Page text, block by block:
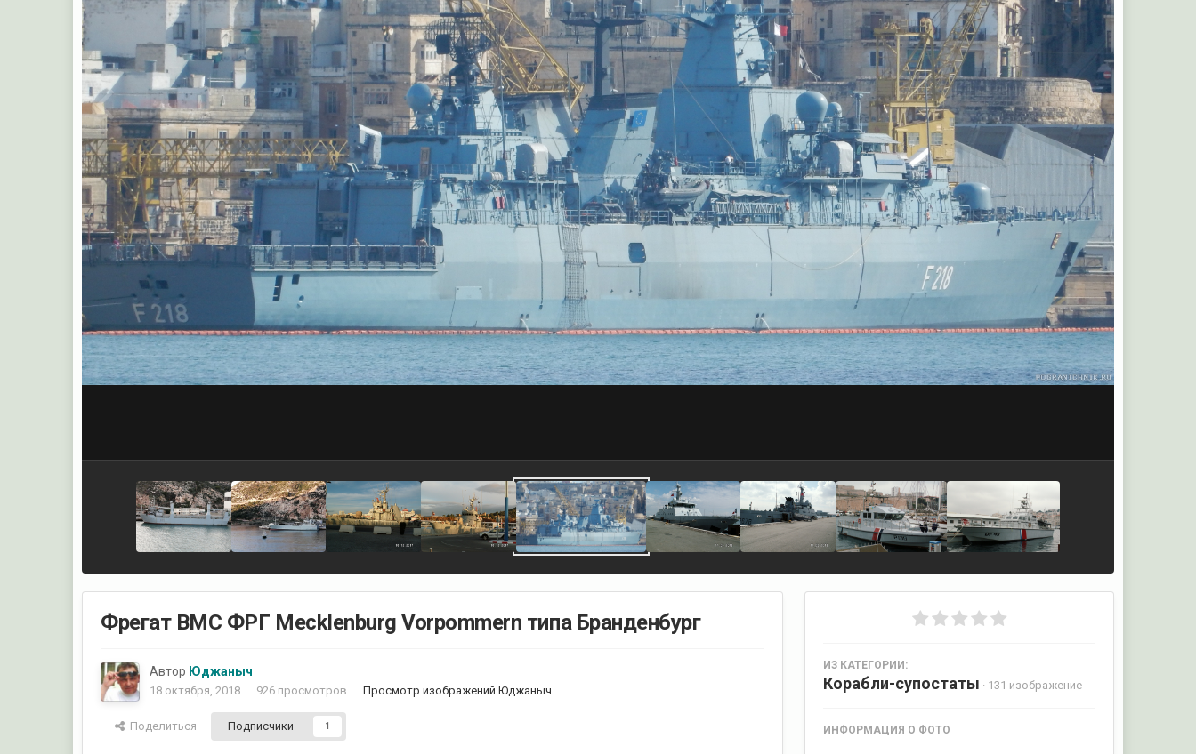
Фрегат ВМС ФРГ Mecklenburg Vorpommern типа Бранденбург
Автор Юджаныч
18 октября, 2018 926 просмотров Просмотр изображений Юджаныч
Поделиться Подписчики 1
ИЗ КАТЕГОРИИ:
Корабли-супостаты · 131 изображение
ИНФОРМАЦИЯ О ФОТО